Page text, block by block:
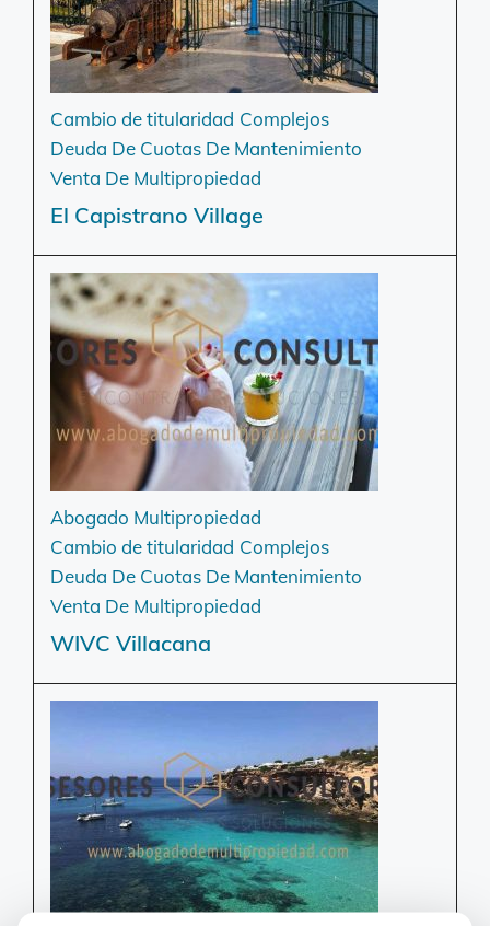
Cambio de titularidad Complejos
Deuda De Cuotas De Mantenimiento
Venta De Multipropiedad
El Capistrano Village
Abogado Multipropiedad
Cambio de titularidad Complejos
Deuda De Cuotas De Mantenimiento
Venta De Multipropiedad
WIVC Villacana